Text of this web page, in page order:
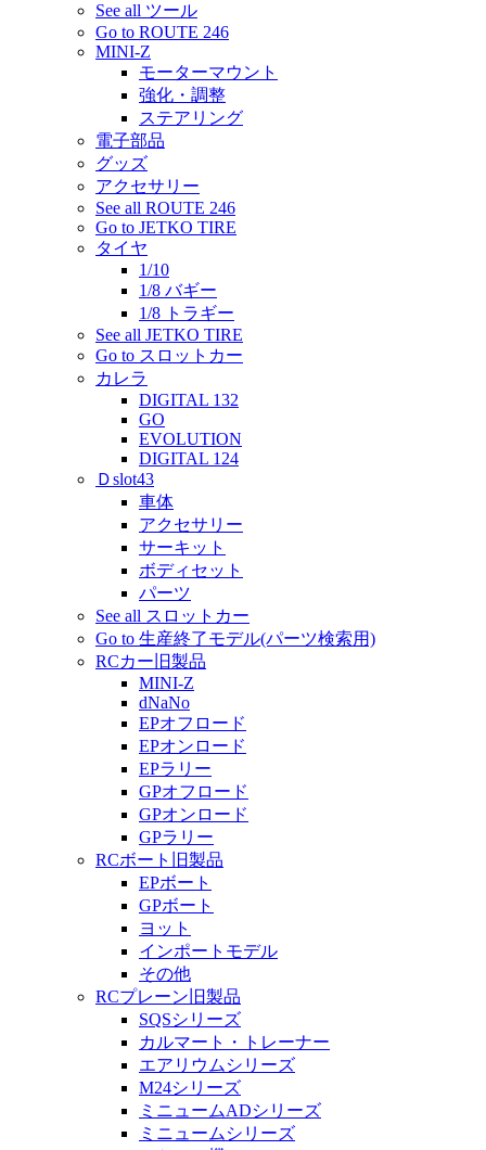
See all ツール
Go to ROUTE 246
MINI-Z
モーターマウント
強化・調整
ステアリング
電子部品
グッズ
アクセサリー
See all ROUTE 246
Go to JETKO TIRE
タイヤ
1/10
1/8 バギー
1/8 トラギー
See all JETKO TIRE
Go to スロットカー
カレラ
DIGITAL 132
GO
EVOLUTION
DIGITAL 124
Ｄslot43
車体
アクセサリー
サーキット
ボディセット
パーツ
See all スロットカー
Go to 生産終了モデル(パーツ検索用)
RCカー旧製品
MINI-Z
dNaNo
EPオフロード
EPオンロード
EPラリー
GPオフロード
GPオンロード
GPラリー
RCボート旧製品
EPボート
GPボート
ヨット
インポートモデル
その他
RCプレーン旧製品
SQSシリーズ
カルマート・トレーナー
エアリウムシリーズ
M24シリーズ
ミニュームADシリーズ
ミニュームシリーズ